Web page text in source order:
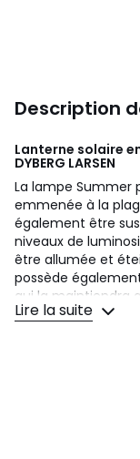
Description
Lanterne solaire
DYBERG LARSEN
La lampe Summer
emmenée à la
également être
niveaux de
être allumée et
possède
qui la maintiendra
pendant 19
Lire la suite